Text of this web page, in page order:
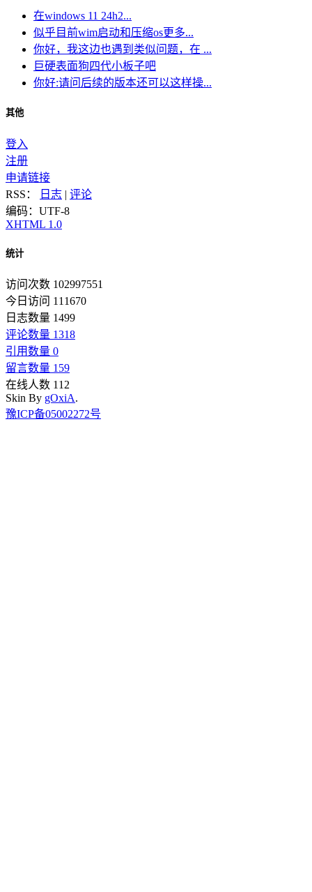
在windows 11 24h2...
似乎目前wim启动和压缩os更多...
你好，我这边也遇到类似问题，在 ...
巨硬表面狗四代小板子吧
你好:请问后续的版本还可以这样操...
其他
登入
注册
申请链接
RSS：
日志 | 评论
编码：UTF-8
XHTML 1.0
统计
访问次数 102997551
今日访问 111670
日志数量 1499
评论数量 1318
引用数量 0
留言数量 159
在线人数 112
Skin By gOxiA.
豫ICP备05002272号